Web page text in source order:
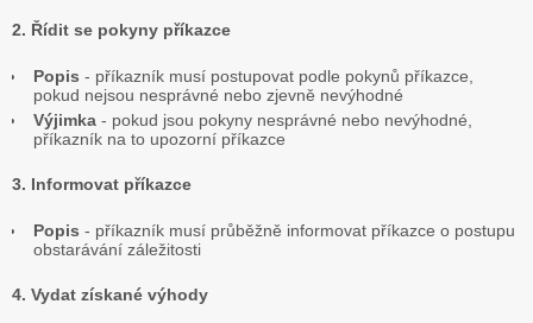
2. Řídit se pokyny příkazce
Popis - příkazník musí postupovat podle pokynů příkazce,
pokud nejsou nesprávné nebo zjevně nevýhodné
Výjimka - pokud jsou pokyny nesprávné nebo nevýhodné,
příkazník na to upozorní příkazce
3. Informovat příkazce
Popis - příkazník musí průběžně informovat příkazce o postupu
obstarávání záležitosti
4. Vydat získané výhody